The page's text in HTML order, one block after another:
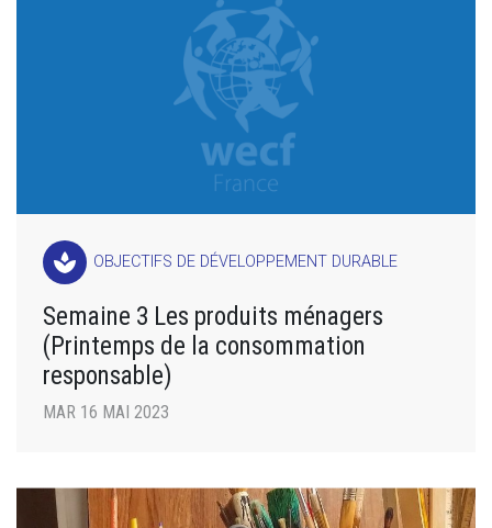
spa OBJECTIFS DE DÉVELOPPEMENT DURABLE
Semaine 3 Les produits ménagers
(Printemps de la consommation
responsable)
MAR 16 MAI 2023